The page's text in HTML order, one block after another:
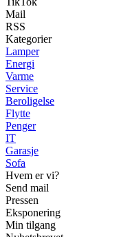
Mail
RSS
Kategorier
Lamper
Energi
Varme
Service
Beroligelse
Flytte
Penger
IT
Garasje
Sofa
Hvem er vi?
Send mail
Pressen
Eksponering
Min tilgang